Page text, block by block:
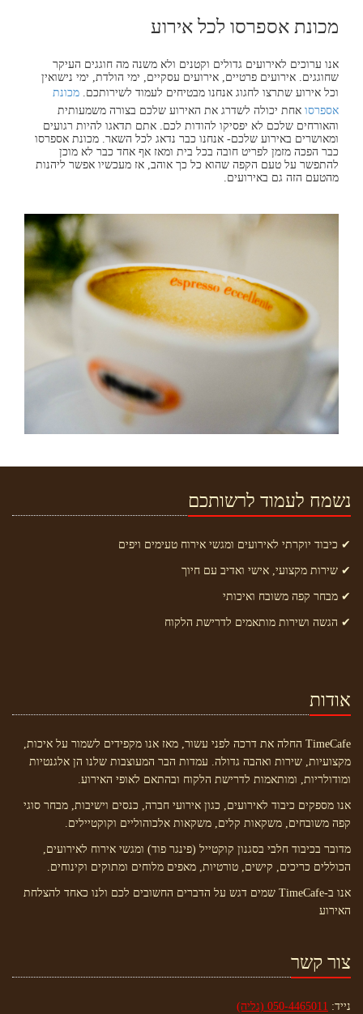
מכונת אספרסו לכל אירוע
אנו ערוכים לאירועים גדולים וקטנים ולא משנה מה חוגגים העיקר
שחוגגים. אירועים פרטיים, אירועים עסקיים, ימי הולדת, ימי נישואין
וכל אירוע שתרצו לחגוג אנחנו מבטיחים לעמוד לשירותכם. מכונת
אספרסו אחת יכולה לשדרג את האירוע שלכם בצורה משמעותית
והאורחים שלכם לא יפסיקו להודות לכם. אתם תדאגו להיות רגועים
ומאושרים באירוע שלכם- אנחנו כבר נדאג לכל השאר. מכונת אספרסו
כבר הפכה מזמן לפריט חובה בכל בית ומאז אף אחד כבר לא מוכן
להתפשר על טעם הקפה שהוא כל כך אוהב, אז מעכשיו אפשר ליהנות
מהטעם הזה גם באירועים.
נשמח לעמוד לרשותכם
✔ כיבוד יוקרתי לאירועים ומגשי אירוח טעימים ויפים
✔ שירות מקצועי, אישי ואדיב עם חיוך
✔ מבחר קפה משובח ואיכותי
✔ הגשה ושירות מותאמים לדרישת הלקוח
אודות
TimeCafe החלה את דרכה לפני עשור, מאז אנו מקפידים לשמור על איכות,
מקצועיות, שירות ואהבה גדולה. עמדות הבר המעוצבות שלנו הן אלגנטיות
ומודולריות, ומותאמות לדרישת הלקוח ובהתאם לאופי האירוע.
אנו מספקים כיבוד לאירועים, כגון אירועי חברה, כנסים וישיבות, מבחר סוגי
קפה משובחים, משקאות קלים, משקאות אלכוהוליים וקוקטיילים.
מדובר בכיבוד חלבי בסגנון קוקטייל (פינגר פוד) ומגשי אירוח לאירועים,
הכוללים כריכים, קישים, טורטיות, מאפים מלוחים ומתוקים וקינוחים.
אנו ב-TimeCafe שמים דגש על הדברים החשובים לכם ולנו כאחד להצלחת
האירוע
צור קשר
נייד: 050-4465011 (גליה)